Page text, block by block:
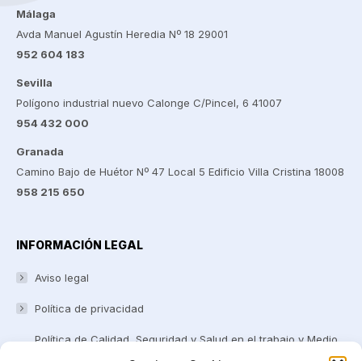
Málaga
Avda Manuel Agustín Heredia Nº 18 29001
952 604 183
Sevilla
Polígono industrial nuevo Calonge C/Pincel, 6 41007
954 432 000
Granada
Camino Bajo de Huétor Nº 47 Local 5 Edificio Villa Cristina 18008
958 215 650
INFORMACIÓN LEGAL
Aviso legal
Política de privacidad
Política de Calidad, Seguridad y Salud en el trabajo y Medio